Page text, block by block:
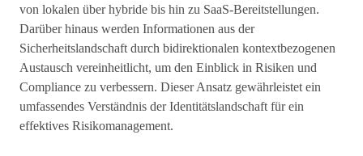
von lokalen über hybride bis hin zu SaaS-Bereitstellungen.
Darüber hinaus werden Informationen aus der
Sicherheitslandschaft durch bidirektionalen kontextbezogenen
Austausch vereinheitlicht, um den Einblick in Risiken und
Compliance zu verbessern. Dieser Ansatz gewährleistet ein
umfassendes Verständnis der Identitätslandschaft für ein
effektives Risikomanagement.